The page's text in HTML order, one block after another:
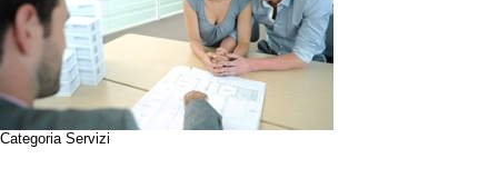
Categoria Servizi